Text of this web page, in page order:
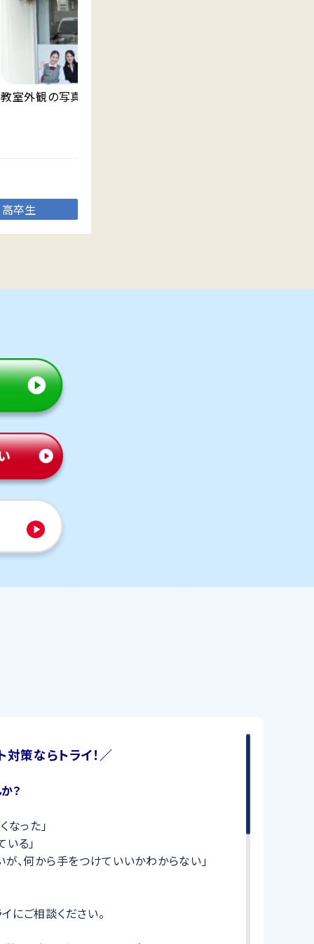
教室外観の写真です。
高卒生
策ならトライ！／
？
なった」
る」
、何から手をつけていいかわからない」
にご相談ください。